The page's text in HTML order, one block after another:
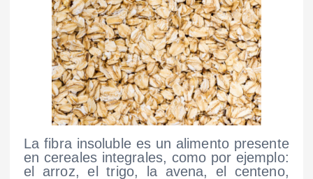
La fibra insoluble es un alimento presente
en cereales integrales, como por ejemplo:
el arroz, el trigo, la avena, el centeno,